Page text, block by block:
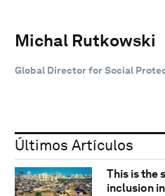
Michal Rutkowski
Global Director for Social
Últimos Artículos
This is the
inclusion